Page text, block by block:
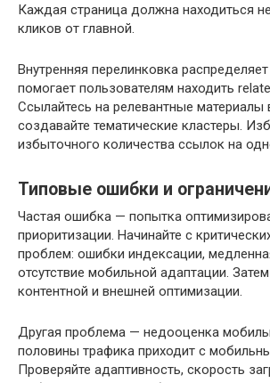
Каждая страница должна находиться
кликов от главной.
Внутренняя перелинковка
помогает пользователям находить
Ссылайтесь на релевантные материалы
создавайте тематические кластеры.
избыточного количества ссылок на
Типовые ошибки и
Частая ошибка — попытка
приоритизации. Начинайте с
проблем: ошибки индексации,
отсутствие мобильной адаптации.
контентной и внешней оптимизации.
Другая проблема — недооценка
половины трафика приходит с
Проверяйте адаптивность, скорость